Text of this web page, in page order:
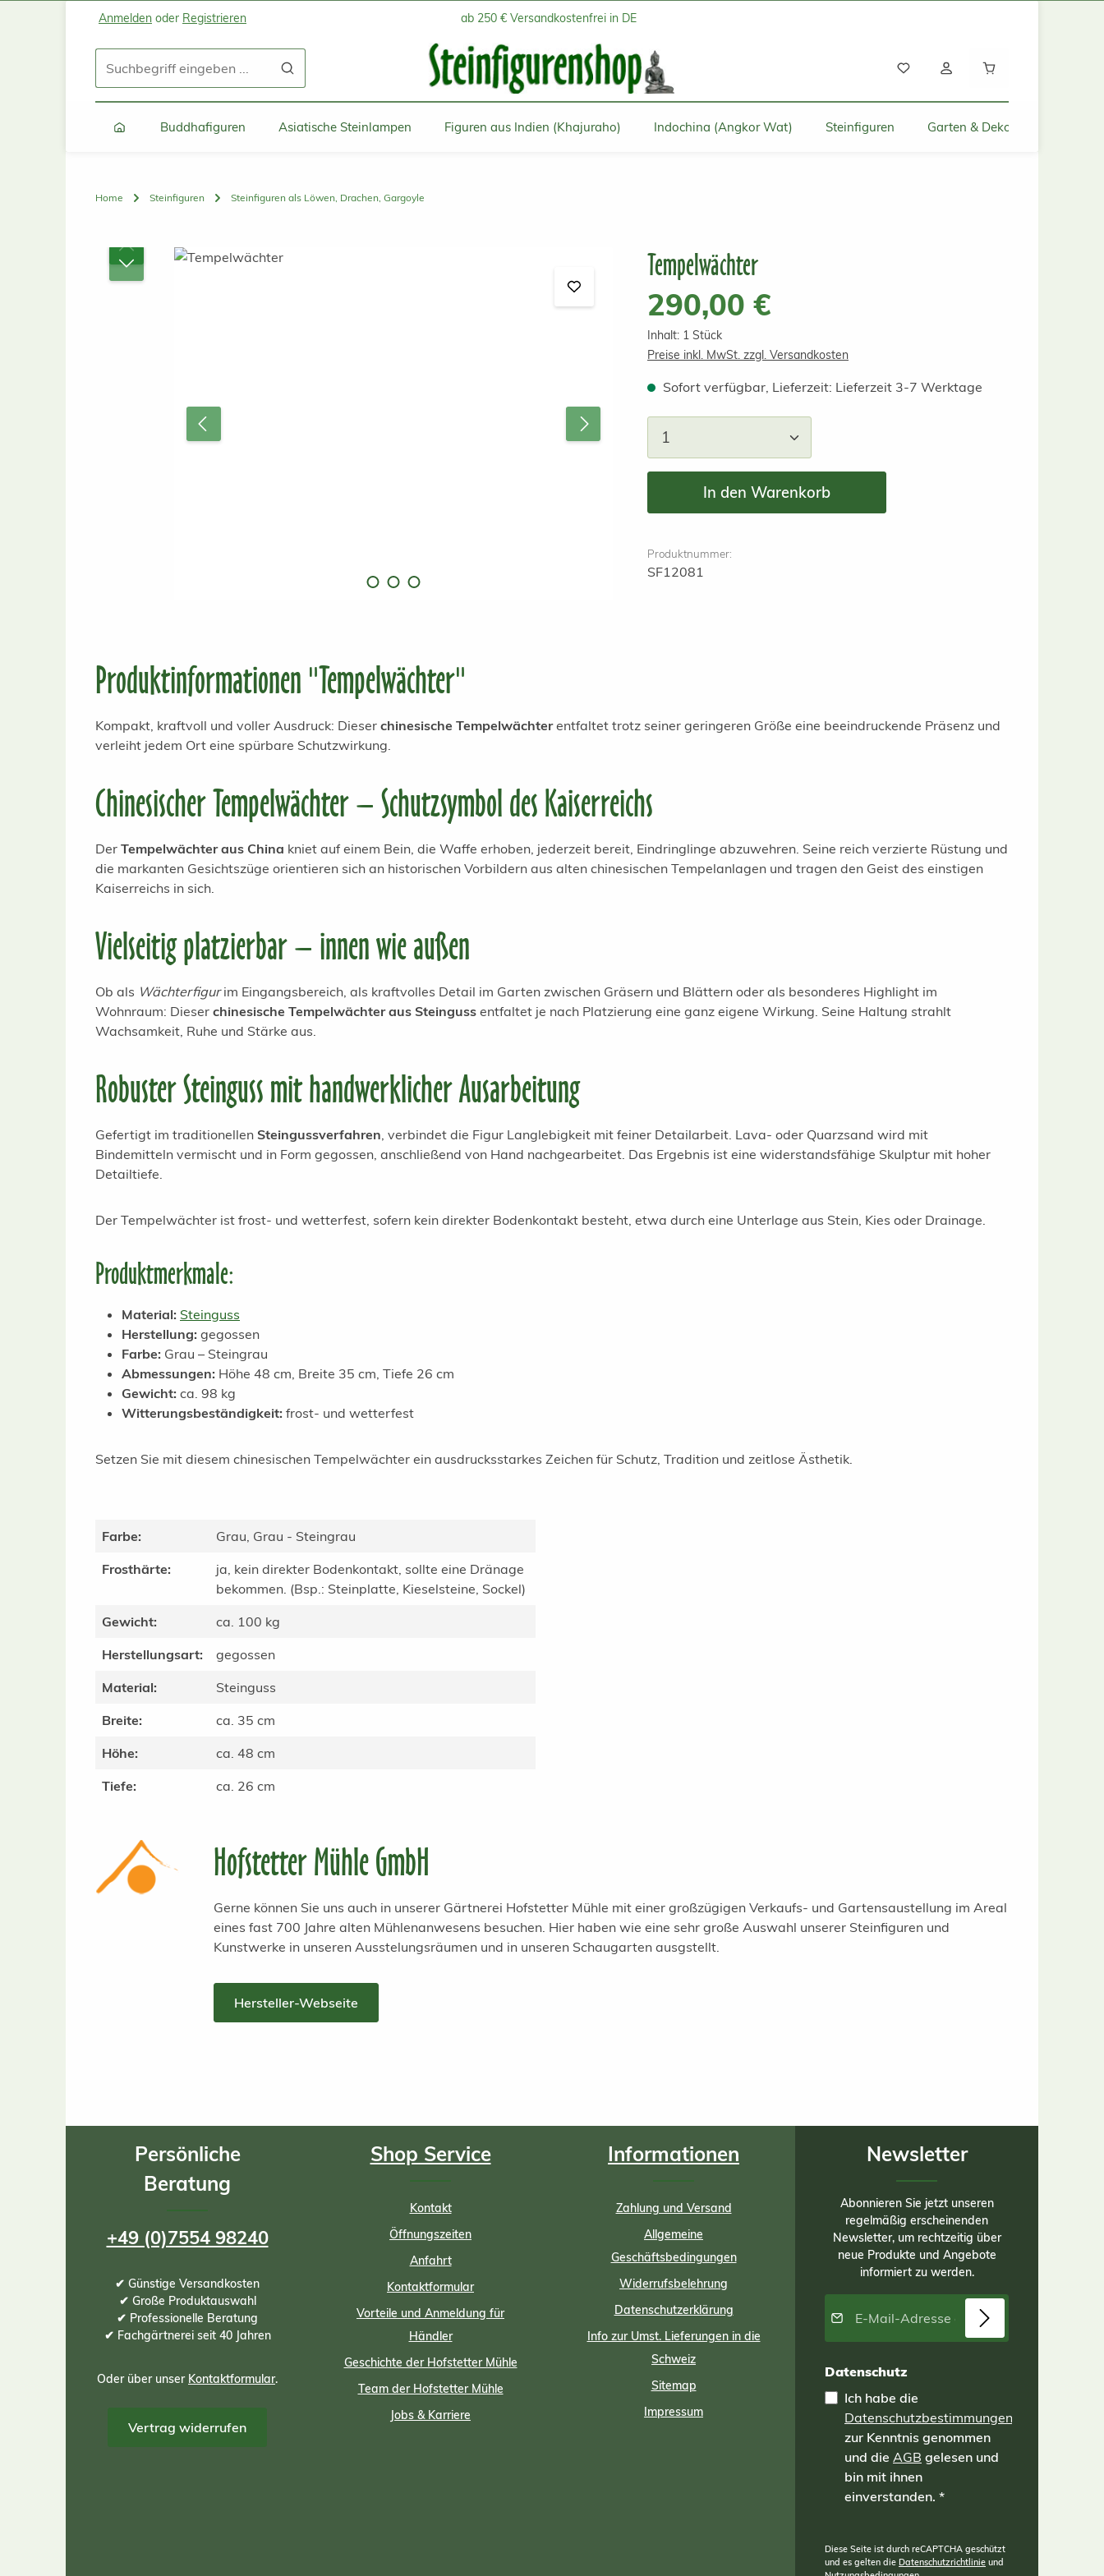
Zum Hauptinhalt springen
Zur Suche springen
Zur Hauptnavigation springen
Anmelden oder Registrieren ab 250 € Versandkostenfrei in DE
Buddhafiguren Asiatische Steinlampen Figuren aus Indien (Khajuraho) Indochina (Angkor Wat) Steinfiguren Garten & Deko für Zuhause
Home Steinfiguren Steinfiguren als Löwen, Drachen, Gargoyle
Bildergalerie überspringen Tempelwächter
Regulärer Preis:
290,00 €
Inhalt: 1 Stück
Preise inkl. MwSt. zzgl. Versandkosten
Sofort verfügbar, Lieferzeit: Lieferzeit 3-7 Werktage
Produkt Anzahl: Gib den gewünschten Wert ein
In den Warenkorb
Produktnummer:
SF12081
Produktinformationen "Tempelwächter"
Kompakt, kraftvoll und voller Ausdruck: Dieser chinesische Tempelwächterentfaltet trotz seiner geringeren Größe eine beeindruckende Präsenz und
verleiht jedem Ort eine spürbare Schutzwirkung.
Chinesischer Tempelwächter – Schutzsymbol des Kaiserreichs
Der Tempelwächter aus China kniet auf einem Bein, die Waffe erhoben, jederzeit bereit, Eindringlinge abzuwehren. Seine reich verzierte Rüstung und
die markanten Gesichtszüge orientieren sich an historischen Vorbildern aus alten chinesischen Tempelanlagen und tragen den Geist des einstigen
Kaiserreichs in sich.
Vielseitig platzierbar – innen wie außen
Ob als Wächterfigurim Eingangsbereich, als kraftvolles Detail im Garten zwischen Gräsern und Blättern oder als besonderes Highlight im
Wohnraum: Dieser chinesische Tempelwächter aus Steinguss entfaltet je nach Platzierung eine ganz eigene Wirkung. Seine Haltung strahlt
Wachsamkeit, Ruhe und Stärke aus.
Robuster Steinguss mit handwerklicher Ausarbeitung
Gefertigt im traditionellen Steingussverfahren, verbindet die Figur Langlebigkeit mit feiner Detailarbeit. Lava- oder Quarzsand wird mit
Bindemitteln vermischt und in Form gegossen, anschließend von Hand nachgearbeitet. Das Ergebnis ist eine widerstandsfähige Skulptur mit hoher
Detailtiefe.
Der Tempelwächter ist frost- und wetterfest, sofern kein direkter Bodenkontakt besteht, etwa durch eine Unterlage aus Stein, Kies oder Drainage.
Produktmerkmale:
Material: Steinguss
Herstellung: gegossen
Farbe: Grau – Steingrau
Abmessungen: Höhe 48 cm, Breite 35 cm, Tiefe 26 cm
Gewicht: ca. 98 kg
Witterungsbeständigkeit: frost- und wetterfest
Setzen Sie mit diesem chinesischen Tempelwächter ein ausdrucksstarkes Zeichen für Schutz, Tradition und zeitlose Ästhetik.
Farbe:
Grau, Grau - Steingrau
Frosthärte:
ja, kein direkter Bodenkontakt, sollte eine Dränage
bekommen. (Bsp.: Steinplatte, Kieselsteine, Sockel)
Gewicht:
ca. 100 kg
Herstellungsart:
gegossen
Material:
Steinguss
Breite:
ca. 35 cm
Höhe:
ca. 48 cm
Tiefe:
ca. 26 cm
Hofstetter Mühle GmbH
Gerne können Sie uns auch in unserer Gärtnerei Hofstetter Mühle mit einer großzügigen Verkaufs- und Gartensaustellung im Areal
eines fast 700 Jahre alten Mühlenanwesens besuchen. Hier haben wie eine sehr große Auswahl unserer Steinfiguren und
Kunstwerke in unseren Ausstelungsräumen und in unseren Schaugarten ausgstellt.
Hersteller-Webseite
Persönliche
Beratung
+49 (0)7554 98240
✔ Günstige Versandkosten
✔ Große Produktauswahl
✔ Professionelle Beratung
✔ Fachgärtnerei seit 40 Jahren
Oder über unser Kontaktformular.
Vertrag widerrufen
Shop Service
Kontakt
Öffnungszeiten
Anfahrt
Kontaktformular
Vorteile und Anmeldung für
Händler
Geschichte der Hofstetter Mühle
Team der Hofstetter Mühle
Jobs & Karriere
Informationen
Zahlung und Versand
Allgemeine
Geschäftsbedingungen
Widerrufsbelehrung
Datenschutzerklärung
Info zur Umst. Lieferungen in die
Schweiz
Sitemap
Impressum
Newsletter
Abonnieren Sie jetzt unseren
regelmäßig erscheinenden
Newsletter, um rechtzeitig über
neue Produkte und Angebote
informiert zu werden.
E-Mail-Adresse*
Datenschutz
Ich habe die
Datenschutzbestimmungen
zur Kenntnis genommen
und die AGB gelesen und
bin mit ihnen
einverstanden. *
Diese Seite ist durch reCAPTCHA geschützt
und es gelten die Datenschutzrichtlinie und